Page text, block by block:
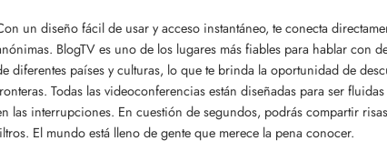
un diseño fácil de usar y acceso instantáneo, te conecta
BlogTV es uno de los lugares más fiables para hablar con
diferentes países y culturas, lo que te brinda la oportunidad de
Todas las videoconferencias están diseñadas para ser
las interrupciones. En cuestión de segundos, podrás compartir
El mundo está lleno de gente que merece la pena conocer.